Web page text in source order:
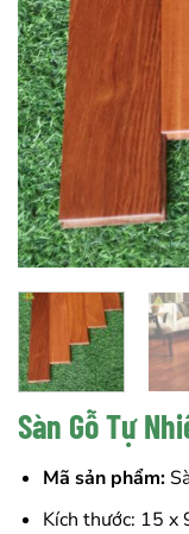
Sàn Gỗ Tự
Mã sản phẩm:
Kích thước: 15